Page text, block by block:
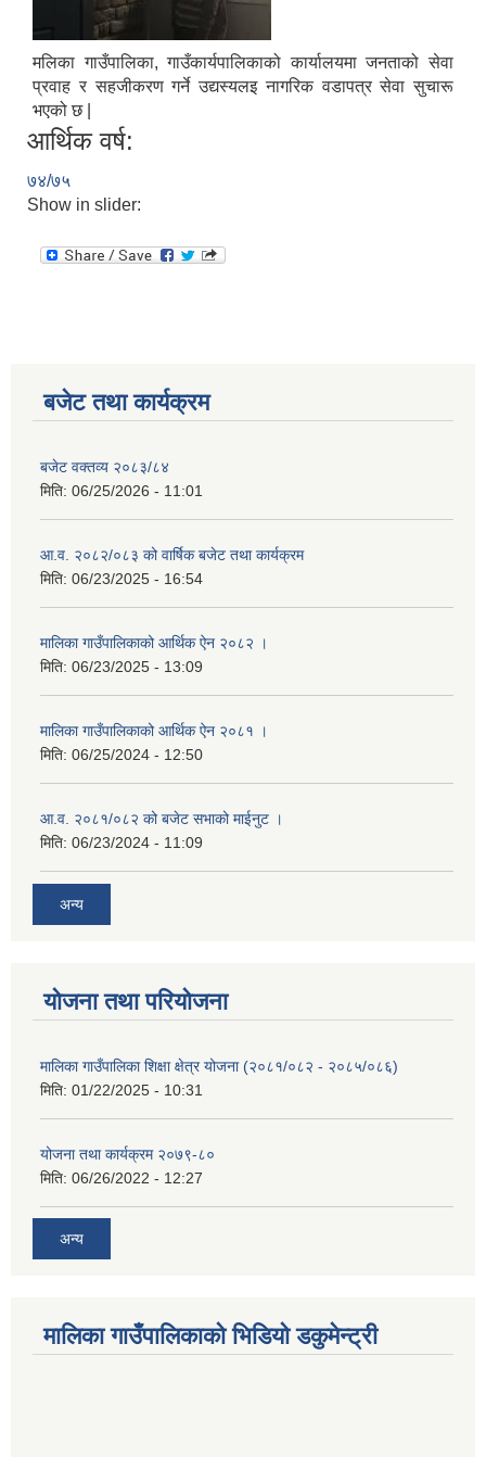
मलिका गाउँपालिका, गाउँकार्यपालिकाको कार्यालयमा जनताको सेवा
प्रवाह र सहजीकरण गर्ने उद्यस्यलइ नागरिक वडापत्र सेवा सुचारू
भएको छ |
आर्थिक वर्ष:
७४/७५
Show in slider:
बजेट तथा कार्यक्रम
बजेट वक्तव्य २०८३/८४
मिति: 06/25/2026 - 11:01
आ.व. २०८२/०८३ को वार्षिक बजेट तथा कार्यक्रम
मिति: 06/23/2025 - 16:54
मालिका गाउँपालिकाको आर्थिक ऐन २०८२ ।
मिति: 06/23/2025 - 13:09
मालिका गाउँपालिकाको आर्थिक ऐन २०८१ ।
मिति: 06/25/2024 - 12:50
आ.व. २०८१/०८२ को बजेट सभाको माईनुट ।
मिति: 06/23/2024 - 11:09
अन्य
योजना तथा परियोजना
मालिका गाउँपालिका शिक्षा क्षेत्र योजना (२०८१/०८२ - २०८५/०८६)
मिति: 01/22/2025 - 10:31
योजना तथा कार्यक्रम २०७९-८०
मिति: 06/26/2022 - 12:27
अन्य
मालिका गाउँपालिकाको भिडियो डकुमेन्ट्री